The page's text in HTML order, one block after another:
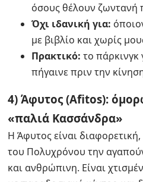
όσους θέλουν ζωντανή
Όχι ιδανική για:
με βιβλίο και χωρίς
Πρακτικό: το πάρκινγκ
πήγαινε πριν την
4) Άφυτος (Afitos):
«παλιά Κασσάνδρα»
Η Άφυτος είναι
του Πολυχρόνου την
και ανθρώπινη. Είναι